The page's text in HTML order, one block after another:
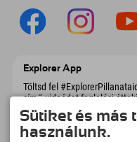
Explorer App
Töltsd fel
című videódat foglalási
bakancslistával, étterem
még sok mással. Töltsd le
Sütiket és más
használunk.